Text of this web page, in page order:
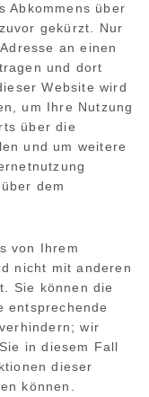
Abkommens über
gekürzt. Nur
an einen
und dort
Website wird
um Ihre Nutzung
über die
und um weitere
dem
von Ihrem
nicht mit anderen
Sie können die
entsprechende
wir
in diesem Fall
dieser
können.